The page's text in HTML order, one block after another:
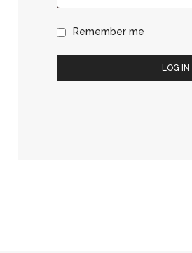
Remember me
LOG IN